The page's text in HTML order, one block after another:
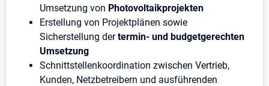
Umsetzung von Photovoltaikprojekten
Erstellung von Projektplänen sowie
Sicherstellung dertermin- und budgetgerechten
Umsetzung
Schnittstellenkoordination zwischen Vertrieb,
Kunden, Netzbetreibern und ausführenden